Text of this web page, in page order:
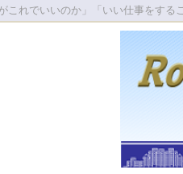
これでいいのか」「いい仕事をす